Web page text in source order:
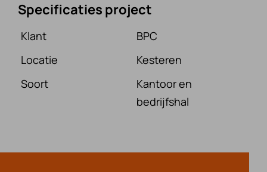
Specificaties project
Klant
BPC
Locatie
Kesteren
Soort
Kantoor en
bedrijfshal